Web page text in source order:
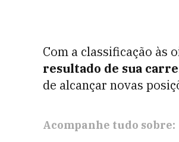
Com a classificação às
resultado de sua
de alcançar novas
Acompanhe tudo sobre: